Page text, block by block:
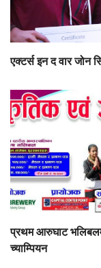
एक्टर्स इन द वार जोन
प्रथम आरुघाट
च्याम्पियन